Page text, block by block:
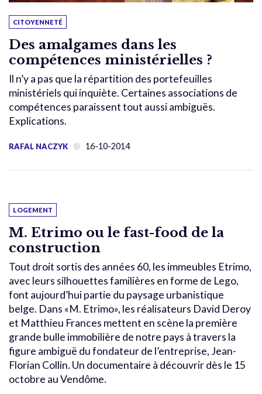
CITOYENNETÉ
Des amalgames dans les
compétences ministérielles ?
Il n’y a pas que la répartition des portefeuilles
ministériels qui inquiète. Certaines associations de
compétences paraissent tout aussi ambiguës.
Explications.
RAFAL NACZYK 16-10-2014
LOGEMENT
M. Etrimo ou le fast-food de la
construction
Tout droit sortis des années 60, les immeubles Etrimo,
avec leurs silhouettes familières en forme de Lego,
font aujourd’hui partie du paysage urbanistique
belge. Dans «M. Etrimo», les réalisateurs David Deroy
et Matthieu Frances mettent en scène la première
grande bulle immobilière de notre pays à travers la
figure ambiguë du fondateur de l’entreprise, Jean-
Florian Collin. Un documentaire à découvrir dès le 15
octobre au Vendôme.